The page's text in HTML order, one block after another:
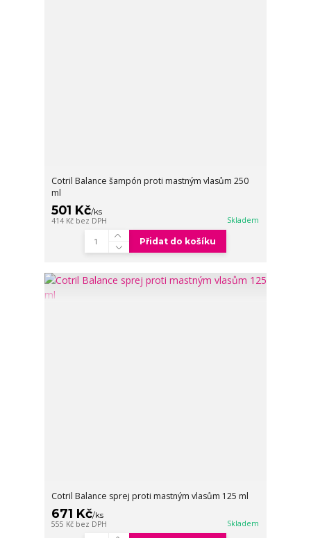
Cotril Balance šampón proti mastným vlasům 250
ml
501 Kč/ks
414 Kč bez DPH Skladem
Přidat do košíku
Cotril Balance sprej proti mastným vlasům 125 ml
671 Kč/ks
555 Kč bez DPH Skladem